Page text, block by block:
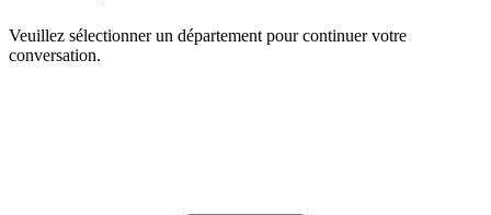
Veuillez sélectionner un département pour continuer votre
conversation.